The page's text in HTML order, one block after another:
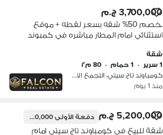
3,700,000 ج.م
بخصم 50% شقه بسعر لقطه + موقع
استثنائي امام المطار مباشره في كمبوند
من مدينه نصر و مصر الجديده
شقة
1 سرير
• 1 حمام • 80 م٢
كومباوند تاج سيتي، التجمع الاول
منذ 1 يوم
5,200,000 ج.م دفعة الأولى520,000 ج.م
شقة للبيع في كومباوند تاج سيتي امام